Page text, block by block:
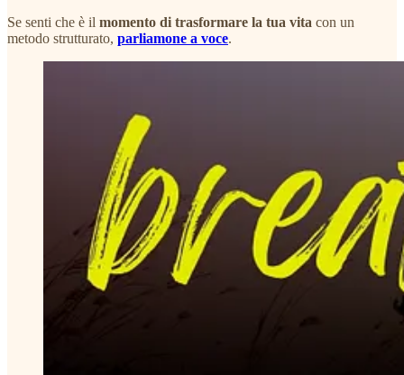
Se senti che è il momento di trasformare la tua vita con un
metodo strutturato, parliamone a voce.